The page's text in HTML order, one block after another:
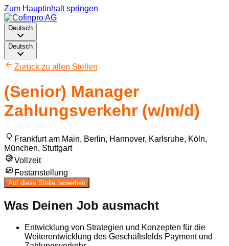
Zum Hauptinhalt springen
Deutsch
Deutsch
Zurück zu allen Stellen
(Senior) Manager
Zahlungsverkehr (w/m/d)
Frankfurt am Main, Berlin, Hannover, Karlsruhe, Köln,
München, Stuttgart
Vollzeit
Festanstellung
Auf diese Stelle bewerben
Was Deinen Job ausmacht
Entwicklung von Strategien und Konzepten für die
Weiterentwicklung des Geschäftsfelds Payment und